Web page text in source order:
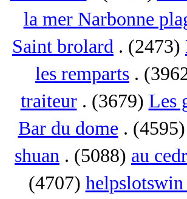
la mer Narbonne
Saint brolard . (2473)
les remparts .
traiteur. (3679) Les
Bar du dome . (4595)
shuan . (5088) au
(4707)